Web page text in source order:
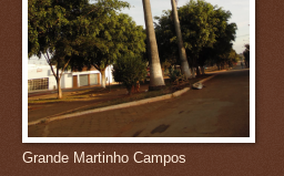
Grande Martinho Campos